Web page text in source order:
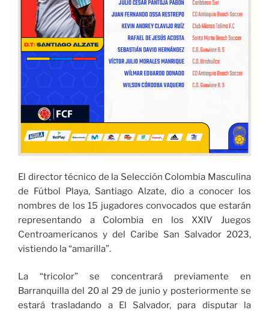
El director técnico de la Selección Colombia Masculina
de Fútbol Playa, Santiago Alzate, dio a conocer los
nombres de los 15 jugadores convocados que estarán
representando a Colombia en los XXIV Juegos
Centroamericanos y del Caribe San Salvador 2023,
vistiendo la “amarilla”.
La “tricolor” se concentrará previamente en
Barranquilla del 20 al 29 de junio y posteriormente se
estará trasladando a El Salvador, para disputar la